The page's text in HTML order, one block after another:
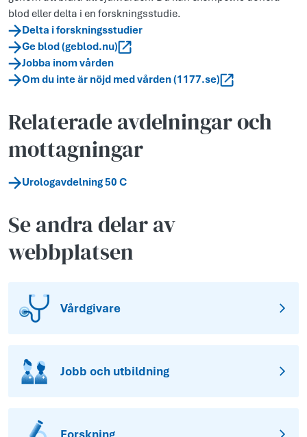
blod eller delta i en forskningsstudie.
Delta i forskningsstudier
Ge blod (geblod.nu)
Jobba inom vården
Om du inte är nöjd med vården (1177.se)
Relaterade avdelningar och
mottagningar
Urologavdelning 50 C
Se andra delar av
webbplatsen
Vårdgivare
Jobb och utbildning